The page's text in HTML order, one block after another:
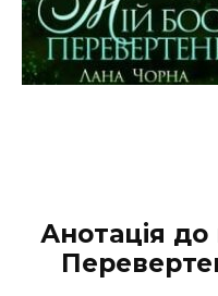
Анотація до